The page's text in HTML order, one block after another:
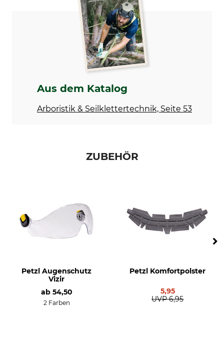
Modellbezeichnung
Strato Vent
Farbe
weiß
Konformitätserklärung | EU_DoC_94-977.pdf
Aus dem Katalog
Arboristik & Seilklettertechnik, Seite 53
ZUBEHÖR
Petzl Augenschutz
Vizir
ab 54,50
2 Farben
Petzl Komfortpolster
5,95
UVP 6,95